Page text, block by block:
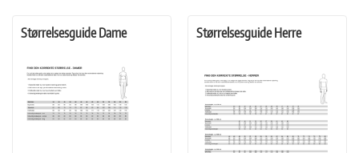
Størrelsesguide Dame Størrelsesguide Herre